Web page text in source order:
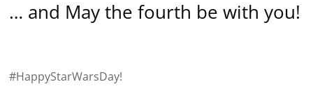
… and May the fourth be with you!
#HappyStarWarsDay!